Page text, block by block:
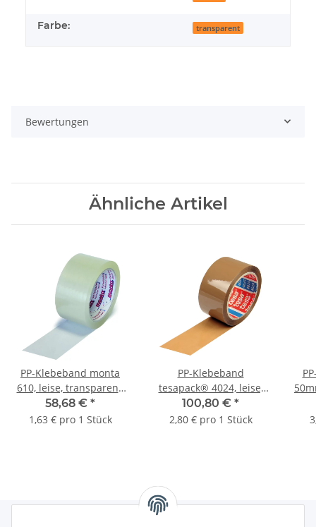
Farbe: transparent
Bewertungen
Ähnliche Artikel
PP-Klebeband monta
610, leise, transparent,
48 µ | 50 mm x 66 lfm. |
VE = 36 Stk.
58,68 € *
1,63 € pro 1 Stück
PP-Klebeband
tesapack® 4024, leise,
braun, 50 µ | 50 mm x
66 lfm. | VE = 36 Stk.
100,80 € *
2,80 € pro 1 Stück